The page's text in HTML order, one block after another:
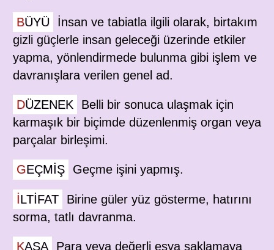
BÜYÜ
İnsan ve tabiatla ilgili olarak, birtakım
gizli güçlerle insan geleceği üzerinde etkiler
yapma, yönlendirmede bulunma gibi işlem ve
davranışlara verilen genel ad.
DÜZENEK
Belli bir sonuca ulaşmak için
karmaşık bir biçimde düzenlenmiş organ veya
parçalar birleşimi.
GEÇMIŞ Geçme işini yapmış.
ILTIFAT
Birine güler yüz gösterme, hatırını
sorma, tatlı davranma.
KASA
Para veya değerli eşya saklamaya